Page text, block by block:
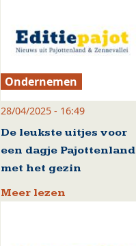
Ondernemen
28/04/2025 - 16:49
De leukste uitjes voor
een dagje Pajottenland
met het gezin
Meer lezen